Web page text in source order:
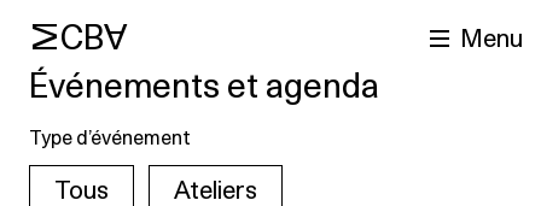
MCBA Menu
Événements et agenda
Type d’événement
Tous Ateliers